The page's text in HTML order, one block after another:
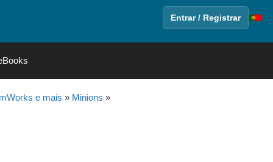
Entrar / Registrar
e mais » Minions »